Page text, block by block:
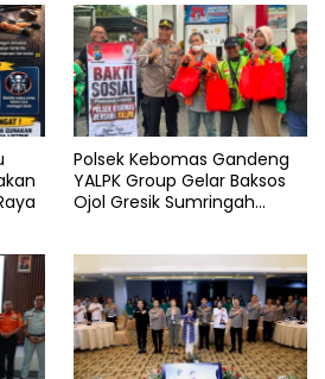
Polsek Kebomas Gandeng
YALPK Group Gelar Baksos
Ojol Gresik Sumringah